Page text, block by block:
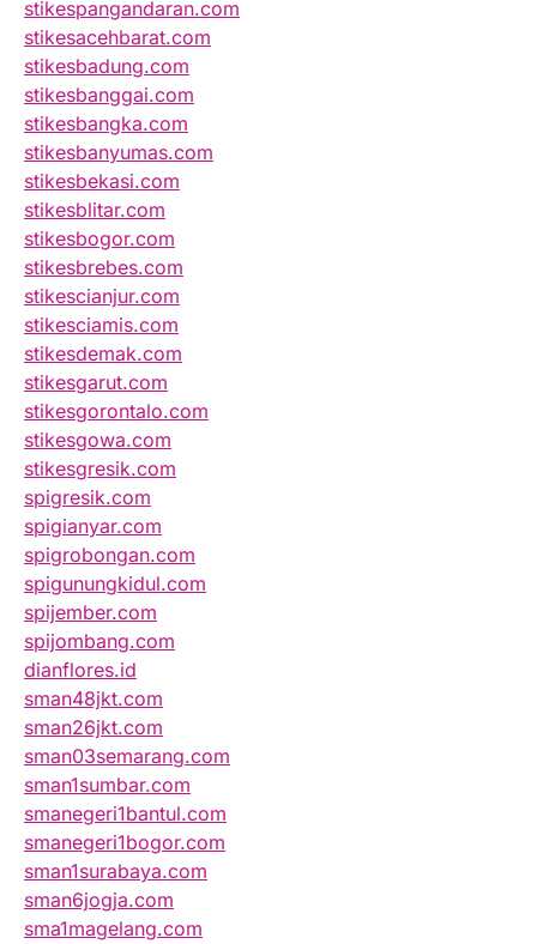
stikespangandaran.com
stikesacehbarat.com
stikesbadung.com
stikesbanggai.com
stikesbangka.com
stikesbanyumas.com
stikesbekasi.com
stikesblitar.com
stikesbogor.com
stikesbrebes.com
stikescianjur.com
stikesciamis.com
stikesdemak.com
stikesgarut.com
stikesgorontalo.com
stikesgowa.com
stikesgresik.com
spigresik.com
spigianyar.com
spigrobongan.com
spigunungkidul.com
spijember.com
spijombang.com
dianflores.id
sman48jkt.com
sman26jkt.com
sman03semarang.com
sman1sumbar.com
smanegeri1bantul.com
smanegeri1bogor.com
sman1surabaya.com
sman6jogja.com
sma1magelang.com